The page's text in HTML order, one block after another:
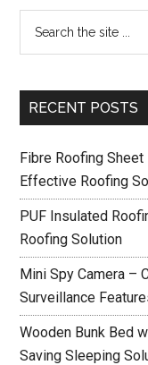
RECENT POSTS
Fibre Roofing
Effective Roofing
PUF Insulated
Roofing Solution
Mini Spy Camera –
Surveillance
Wooden Bunk Bed
Saving Sleeping